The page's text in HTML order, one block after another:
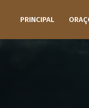
PRINCIPAL